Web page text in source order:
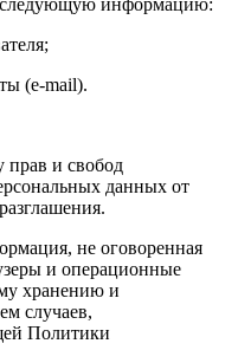
следующую информацию:
(e-mail).
прав и свобод
данных от
не оговоренная
и операционные
хранению и
случаев,
Политики